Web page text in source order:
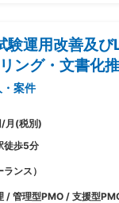
験運用改善及
ング・文書化
・案件
/月(税別)
徒歩5分
ンス）
/ 管理型PMO / 支援型